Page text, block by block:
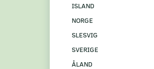
ISLAND
NORGE
SLESVIG
SVERIGE
ÅLAND